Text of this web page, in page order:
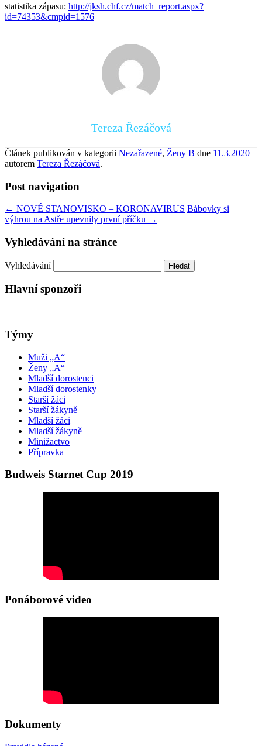
statistika zápasu: http://jksh.chf.cz/match_report.aspx?
id=74353&cmpid=1576
Tereza Řezáčová
Článek publikován v kategorii Nezařazené, Ženy B dne 11.3.2020
autorem Tereza Řezáčová.
Post navigation
← NOVÉ STANOVISKO – KORONAVIRUS Bábovky si
výhrou na Astře upevnily první příčku →
Vyhledávání na stránce
Vyhledávání
Hlavní sponzoři
Týmy
Muži „A“
Ženy „A“
Mladší dorostenci
Mladší dorostenky
Starší žáci
Starší žákyně
Mladší žáci
Mladší žákyně
Minižactvo
Přípravka
Budweis Starnet Cup 2019
Ponáborové video
Dokumenty